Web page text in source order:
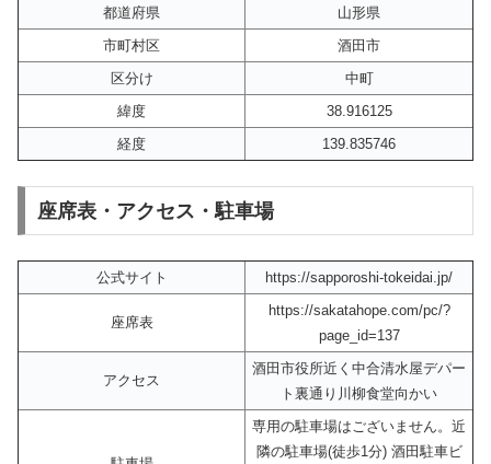
都道府県
山形県
市町村区
酒田市
区分け
中町
緯度
38.916125
経度
139.835746
座席表・アクセス・駐車場
公式サイト https://sapporoshi-tokeidai.jp/
座席表
https://sakatahope.com/pc/?
page_id=137
アクセス
酒田市役所近く中合清水屋デパー
ト裏通り川柳食堂向かい
専用の駐車場はございません。近
隣の駐車場(徒歩1分) 酒田駐車ビ